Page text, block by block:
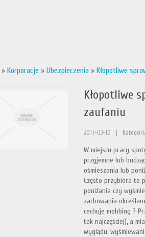
» Korporacje » Ubezpieczenia » Kłopotliwe
Kłopotliwe
zaufaniu
2017-03-10
W miejscu pracy
przyjemne lub
ośmieszania lub
Często przybiera to
poniżania czy
zachowania
cechuje mobbing ?
tak najczęściej), a
wyglądu,